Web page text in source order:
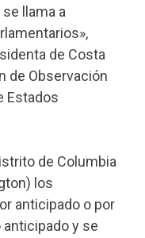
llama a
de Costa
de Observación
Estados
de Columbia
los
anticipado o por
anticipado y se